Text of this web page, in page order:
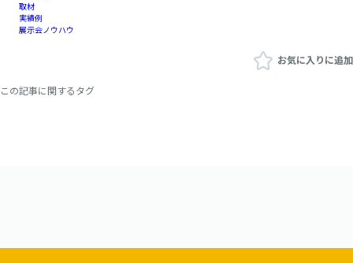
取材
実績例
展示会ノウハウ
お気に入りに追加
この記事に関するタグ